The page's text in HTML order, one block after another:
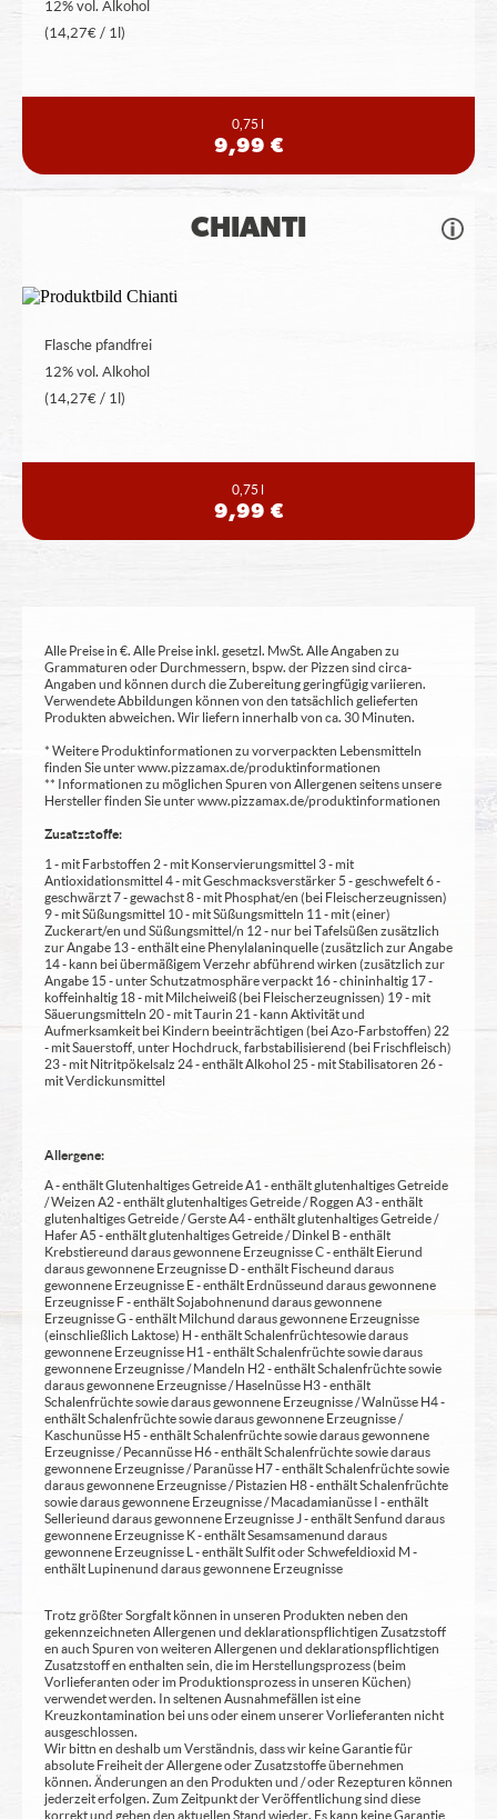
12% vol. Alkohol
(14,27€ / 1l)
0,75 l
9,99 €
CHIANTI
Flasche pfandfrei
12% vol. Alkohol
(14,27€ / 1l)
0,75 l
9,99 €
Alle Preise in €. Alle Preise inkl. gesetzl. MwSt. Alle Angaben zu
Grammaturen oder Durchmessern, bspw. der Pizzen sind circa-
Angaben und können durch die Zubereitung geringfügig variieren.
Verwendete Abbildungen können von den tatsächlich gelieferten
Produkten abweichen. Wir liefern innerhalb von ca. 30 Minuten.
* Weitere Produktinformationen zu vorverpackten Lebensmitteln
finden Sie unter www.pizzamax.de/produktinformationen
** Informationen zu möglichen Spuren von Allergenen seitens unsere
Hersteller finden Sie unter www.pizzamax.de/produktinformationen
Zusatzstoffe:
1 - mit Farbstoffen 2 - mit Konservierungsmittel 3 - mit
Antioxidationsmittel 4 - mit Geschmacksverstärker 5 - geschwefelt 6 -
geschwärzt 7 - gewachst 8 - mit Phosphat/en (bei Fleischerzeugnissen)
9 - mit Süßungsmittel 10 - mit Süßungsmitteln 11 - mit (einer)
Zuckerart/en und Süßungsmittel/n 12 - nur bei Tafelsüßen zusätzlich
zur Angabe 13 - enthält eine Phenylalaninquelle (zusätzlich zur Angabe
14 - kann bei übermäßigem Verzehr abführend wirken (zusätzlich zur
Angabe 15 - unter Schutzatmosphäre verpackt 16 - chininhaltig 17 -
koffeinhaltig 18 - mit Milcheiweiß (bei Fleischerzeugnissen) 19 - mit
Säuerungsmitteln 20 - mit Taurin 21 - kann Aktivität und
Aufmerksamkeit bei Kindern beeinträchtigen (bei Azo-Farbstoffen) 22
- mit Sauerstoff, unter Hochdruck, farbstabilisierend (bei Frischfleisch)
23 - mit Nitritpökelsalz 24 - enthält Alkohol 25 - mit Stabilisatoren 26 -
mit Verdickunsmittel
Allergene:
A - enthält Glutenhaltiges Getreide A1 - enthält glutenhaltiges Getreide
/ Weizen A2 - enthält glutenhaltiges Getreide / Roggen A3 - enthält
glutenhaltiges Getreide / Gerste A4 - enthält glutenhaltiges Getreide /
Hafer A5 - enthält glutenhaltiges Getreide / Dinkel B - enthält
Krebstiere und daraus gewonnene Erzeugnisse C - enthält Eier und
daraus gewonnene Erzeugnisse D - enthält Fische und daraus
gewonnene Erzeugnisse E - enthält Erdnüsse und daraus gewonnene
Erzeugnisse F - enthält Sojabohnen und daraus gewonnene
Erzeugnisse G - enthält Milch und daraus gewonnene Erzeugnisse
(einschließlich Laktose) H - enthält Schalenfrüchte sowie daraus
gewonnene Erzeugnisse H1 - enthält Schalenfrüchte sowie daraus
gewonnene Erzeugnisse / Mandeln H2 - enthält Schalenfrüchte sowie
daraus gewonnene Erzeugnisse / Haselnüsse H3 - enthält
Schalenfrüchte sowie daraus gewonnene Erzeugnisse / Walnüsse H4 -
enthält Schalenfrüchte sowie daraus gewonnene Erzeugnisse /
Kaschunüsse H5 - enthält Schalenfrüchte sowie daraus gewonnene
Erzeugnisse / Pecannüsse H6 - enthält Schalenfrüchte sowie daraus
gewonnene Erzeugnisse / Paranüsse H7 - enthält Schalenfrüchte sowie
daraus gewonnene Erzeugnisse / Pistazien H8 - enthält Schalenfrüchte
sowie daraus gewonnene Erzeugnisse / Macadamianüsse I - enthält
Sellerie und daraus gewonnene Erzeugnisse J - enthält Senf und daraus
gewonnene Erzeugnisse K - enthält Sesamsamen und daraus
gewonnene Erzeugnisse L - enthält Sulfit oder Schwefeldioxid M -
enthält Lupinen und daraus gewonnene Erzeugnisse
Trotz größter Sorgfalt können in unseren Produkten neben den
gekennzeichneten Allergenen und deklarationspflichtigen Zusatzstoff
en auch Spuren von weiteren Allergenen und deklarationspflichtigen
Zusatzstoff en enthalten sein, die im Herstellungsprozess (beim
Vorlieferanten oder im Produktionsprozess in unseren Küchen)
verwendet werden. In seltenen Ausnahmefällen ist eine
Kreuzkontamination bei uns oder einem unserer Vorlieferanten nicht
ausgeschlossen.
Wir bittn en deshalb um Verständnis, dass wir keine Garantie für
absolute Freiheit der Allergene oder Zusatzstoffe übernehmen
können. Änderungen an den Produkten und / oder Rezepturen können
jederzeit erfolgen. Zum Zeitpunkt der Veröffentlichung sind diese
korrekt und geben den aktuellen Stand wieder. Es kann keine Garantie